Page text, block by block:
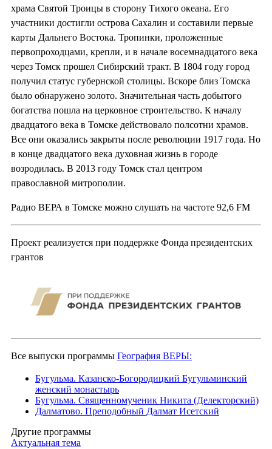
храма Святой Троицы в сторону Тихого океана. Его
участники достигли острова Сахалин и составили первые
карты Дальнего Востока. Тропинки, проложенные
первопроходцами, крепли, и в начале восемнадцатого века
через Томск прошел Сибирский тракт. В 1804 году город
получил статус губернской столицы. Вскоре близ Томска
было обнаружено золото. Значительная часть добытого
богатства пошла на церковное строительство. К началу
двадцатого века в Томске действовало полсотни храмов.
Все они оказались закрыты после революции 1917 года. Но
в конце двадцатого века духовная жизнь в городе
возродилась. В 2013 году Томск стал центром
православной митрополии.
Радио ВЕРА в Томске можно слушать на частоте 92,6 FM
Проект реализуется при поддержке Фонда президентских
грантов
Все выпуски программы География ВЕРЫ:
Бугульма. Казанско-Богородицкий Бугульминский
женский монастырь
Бугульма. Священномученик Никита (Делекторский)
Далматово. Преподобный Далмат Исетский
Другие программы
Актуальная тема